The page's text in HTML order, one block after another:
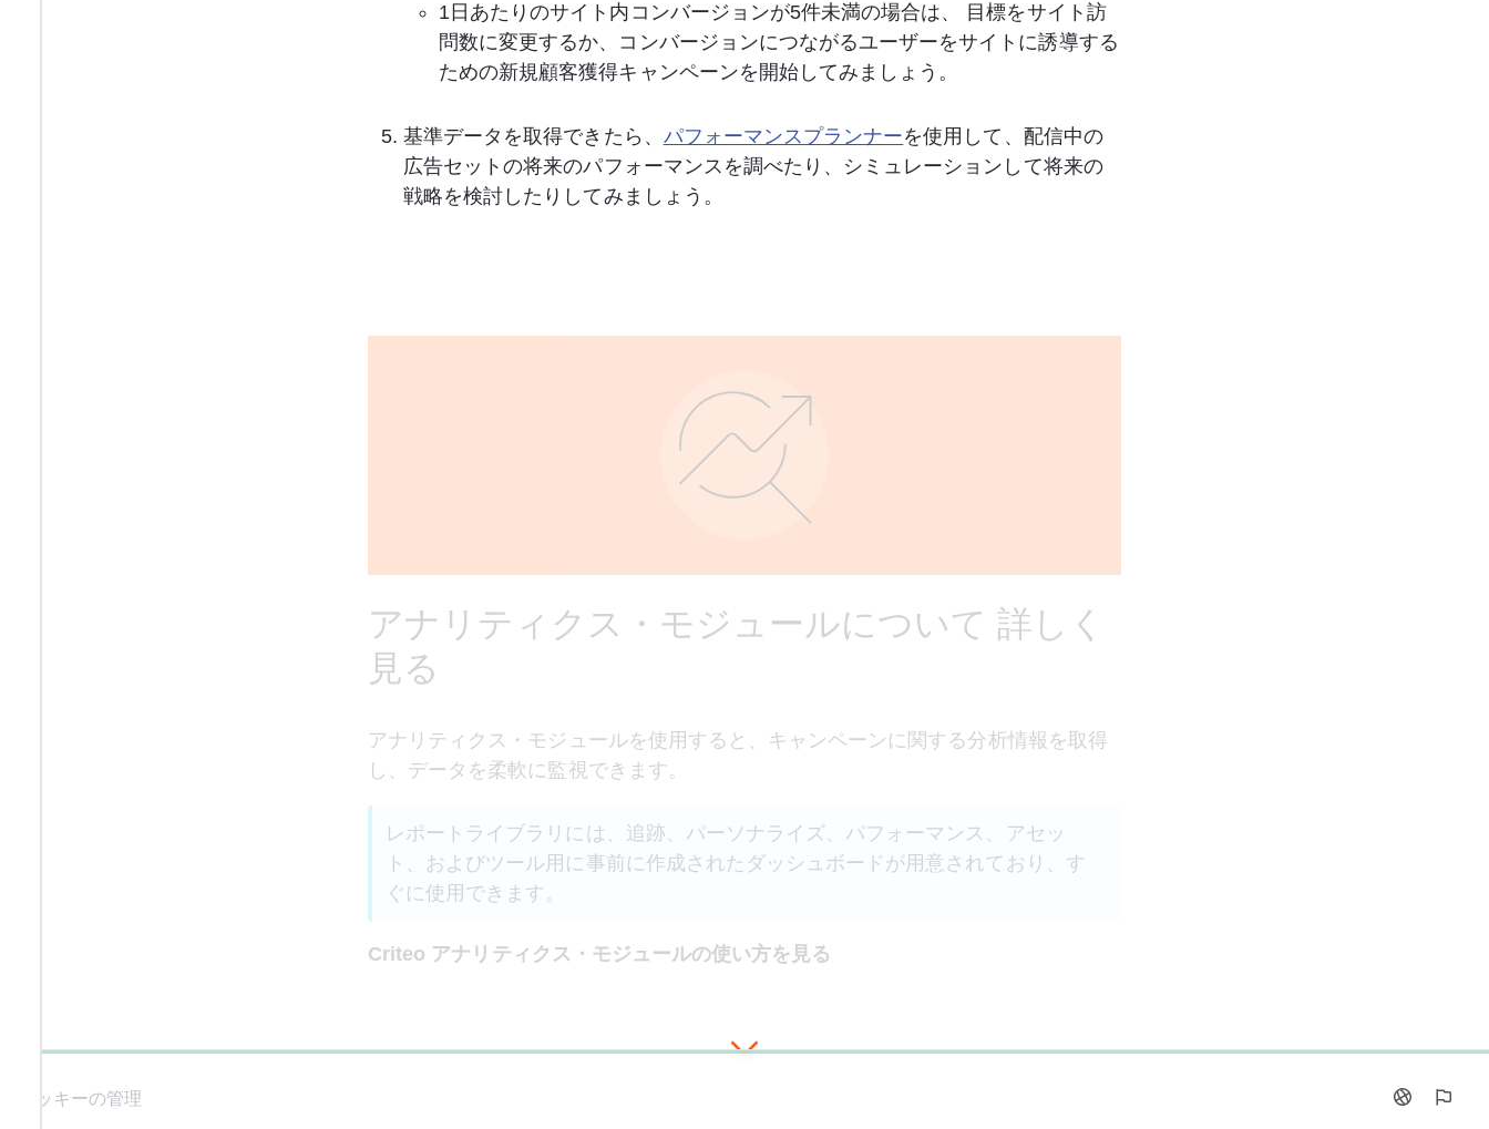
1日あたりのサイト内コンバージョンが5件未満の場合は、 目標をサイト訪
問数に変更するか、コンバージョンにつながるユーザーをサイトに誘導する
ための新規顧客獲得キャンペーンを開始してみましょう。
基準データを取得できたら、 パフォーマンスプランナーを使用して、配信中の
広告セットの将来のパフォーマンスを調べたり、シミュレーションして将来の
戦略を検討したりしてみましょう。
アナリティクス・モジュールについて 詳しく
見る
アナリティクス・モジュールを使用すると、キャンペーンに関する分析情報を取得
し、データを柔軟に監視できます。
レポートライブラリには、追跡、パーソナライズ、パフォーマンス、アセッ
ト、およびツール用に事前に作成されたダッシュボードが用意されており、す
ぐに使用できます。
Criteo アナリティクス・モジュールの使い方を見る
クッキーの管理